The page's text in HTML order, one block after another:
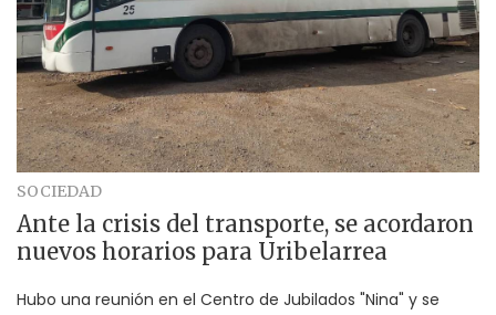
SOCIEDAD
Ante la crisis del transporte, se acordaron
nuevos horarios para Uribelarrea
Hubo una reunión en el Centro de Jubilados "Nina" y se